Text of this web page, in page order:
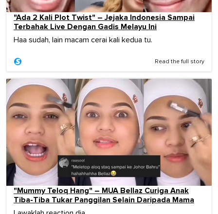
"Ada 2 Kali Plot Twist" – Jejaka Indonesia Sampai
Terbahak Live Dengan Gadis Melayu Ini
Haa sudah, lain macam cerai kali kedua tu.
Read the full story
"Mummy Teloq Hang" – MUA Bellaz Curiga Anak
Tiba-Tiba Tukar Panggilan Selain Daripada Mama